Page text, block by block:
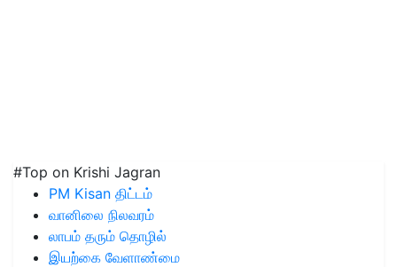
#Top on Krishi Jagran
PM Kisan திட்டம்
வானிலை நிலவரம்
லாபம் தரும் தொழில்
இயற்கை வேளாண்மை